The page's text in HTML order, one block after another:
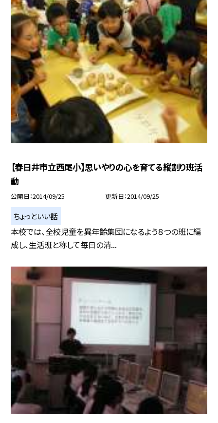
【春日井市立西尾小】思いやりの心を育てる縦割り班活
動
公開日 2014/09/25 更新日 2014/09/25
ちょっといい話
本校では、全校児童を異年齢集団になるよう８つの班に編
成し、生活班と称して毎日の清...